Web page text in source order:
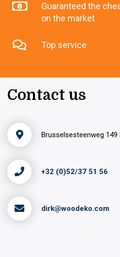
Guaranteed the
on the market
Top service
Contact us
Brusselsesteenweg
+32 (0)52/37 51 56
dirk@woodeko.com